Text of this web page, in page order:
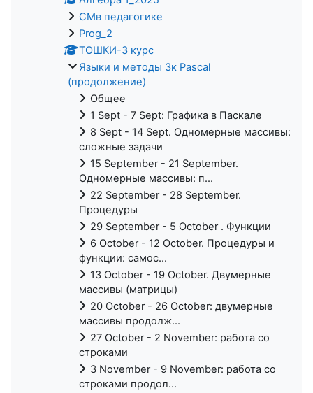
СМв педагогике
Prog_2
ТОШКИ-3 курс
Языки и методы 3к Pascal
(продолжение)
Общее
1 Sept - 7 Sept: Графика в Паскале
8 Sept - 14 Sept. Одномерные массивы:
сложные задачи
15 September - 21 September.
Одномерные массивы: п...
22 September - 28 September.
Процедуры
29 September - 5 October . Функции
6 October - 12 October. Процедуры и
функции: самос...
13 October - 19 October. Двумерные
массивы (матрицы)
20 October - 26 October: двумерные
массивы продолж...
27 October - 2 November: работа со
строками
3 November - 9 November: работа со
строками продол...